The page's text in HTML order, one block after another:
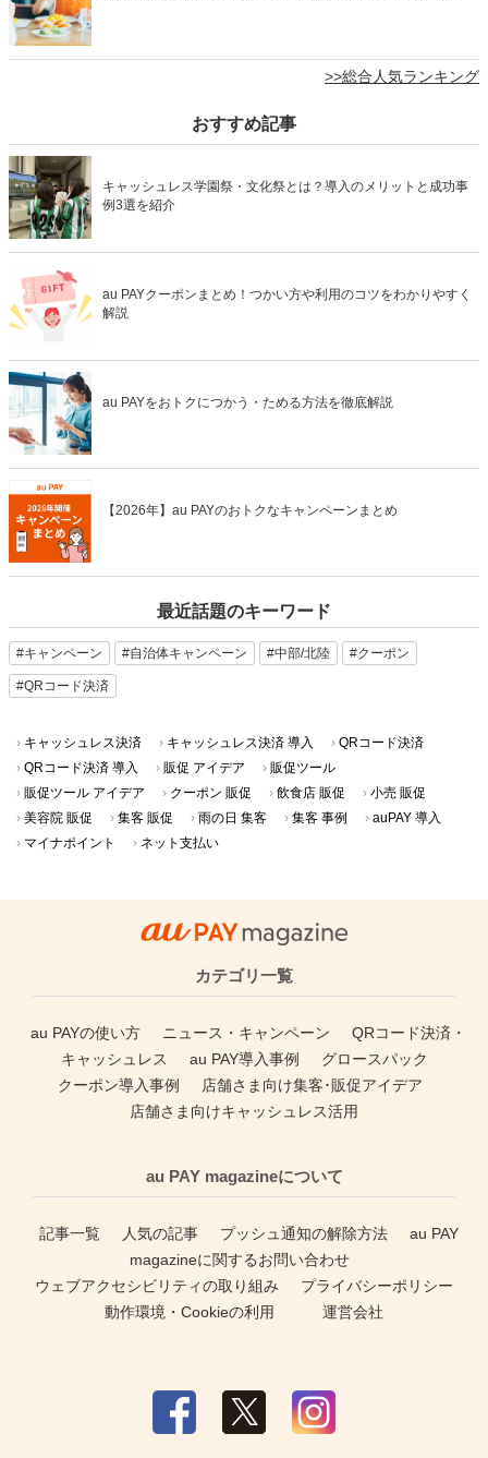
>>総合人気ランキング
おすすめ記事
キャッシュレス学園祭・文化祭とは？導入のメリットと成功事
例3選を紹介
au PAYクーポンまとめ！つかい方や利用のコツをわかりやすく
解説
au PAYをおトクにつかう・ためる方法を徹底解説
【2026年】au PAYのおトクなキャンペーンまとめ
最近話題のキーワード
#キャンペーン #自治体キャンペーン #中部/北陸 #クーポン
#QRコード決済
キャッシュレス決済 キャッシュレス決済 導入
QRコード決済
QRコード決済 導入
販促 アイデア
販促ツール
販促ツール アイデア
クーポン 販促 飲食店 販促
小売 販促
美容院 販促
集客 販促 雨の日 集客 集客 事例
auPAY 導入
マイナポイント
ネット支払い
カテゴリ一覧
au PAYの使い方 ニュース・キャンペーン
QRコード決済・
キャッシュレス
au PAY導入事例
グロースパック
クーポン導入事例
店舗さま向け集客･販促アイデア
店舗さま向けキャッシュレス活用
au PAY magazineについて
記事一覧 人気の記事 プッシュ通知の解除方法
au PAY
magazineに関するお問い合わせ
ウェブアクセシビリティの取り組み
プライバシーポリシー
動作環境・Cookieの利用
運営会社